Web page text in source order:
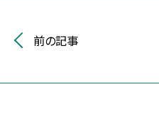
前の記事